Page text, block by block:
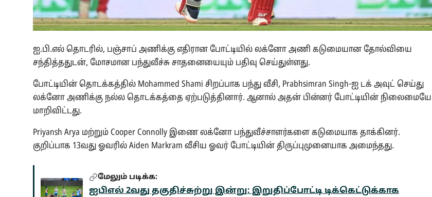
ஐ.பி.எல் தொடரில், பஞ்சாப் அணிக்கு எதிரான போட்டியில் லக்னோ அணி கடுமையான தோல்வியை
சந்தித்ததுடன், மோசமான பந்துவீச்சு சாதனையையும் பதிவு செய்துள்ளது.
போட்டியின் தொடக்கத்தில் Mohammed Shami சிறப்பாக பந்து வீசி, Prabhsimran Singh-ஐ டக் அவுட் செய்து
லக்னோ அணிக்கு நல்ல தொடக்கத்தை ஏற்படுத்தினார். ஆனால் அதன் பின்னர் போட்டியின் நிலைமையே
மாறிவிட்டது.
Priyansh Arya மற்றும் Cooper Connolly இணை லக்னோ பந்துவீச்சாளர்களை கடுமையாக தாக்கினர்.
குறிப்பாக 13வது ஓவரில் Aiden Markram வீசிய ஓவர் போட்டியின் திருப்புமுனையாக அமைந்தது.
மேலும் படிக்க:
ஐபிஎல் 2வது தகுதிச்சுற்று இன்று: இறுதிப்போட்டி டிக்கெட்டுக்காக